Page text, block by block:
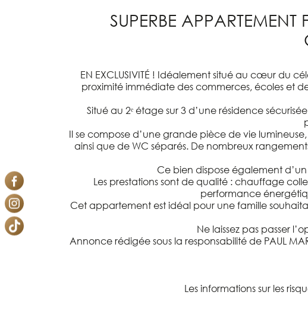
SUPERBE
EN EXCLUSIVITÉ ! Idéalement situé au cœur du
proximité immédiate des commerces, écoles et
Situé au 2ᵉ étage sur 3 d’une résidence
Il se compose d’une grande pièce de vie
ainsi que de WC séparés. De nombreux
Ce bien dispose également
Les prestations sont de qualité : chauffage
performance
Cet appartement est idéal pour une famille
Ne laissez pas passer
Annonce rédigée sous la responsabilité de PAUL
Les informations sur les